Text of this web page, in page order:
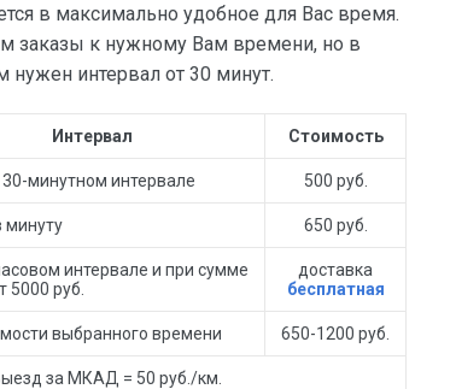
в максимально удобное для Вас время.
заказы к нужному Вам времени, но в
нужен интервал от 30 минут.
Интервал Стоимость
минутном интервале 500 руб.
минуту 650 руб.
интервале и при сумме
5000 руб.
доставка
бесплатная
выбранного времени 650-1200 руб.
за МКАД = 50 руб./км.